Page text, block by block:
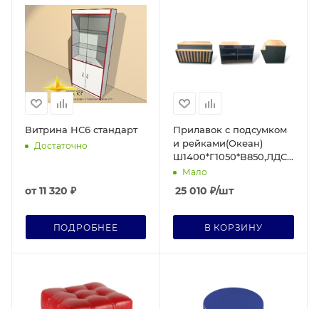
Витрина НС6 стандарт
Достаточно
от11 320 ₽
ПОДРОБНЕЕ
Прилавок с подсумком
и рейками(Океан)
Ш1400*Г1050*В850,ЛДСП
Антрацит/Дуб Крафт
Золотой,столеш. 32 мм
Мало
25 010 ₽/шт
В КОРЗИНУ